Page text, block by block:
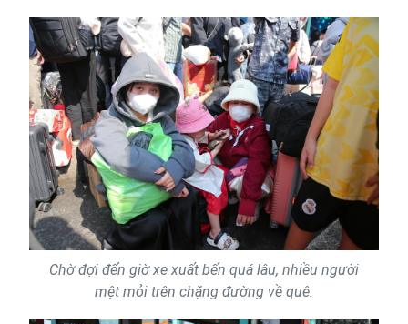
Chờ đợi đến giờ xe xuất bến quá lâu, nhiều người
mệt mỏi trên chặng đường về quê.